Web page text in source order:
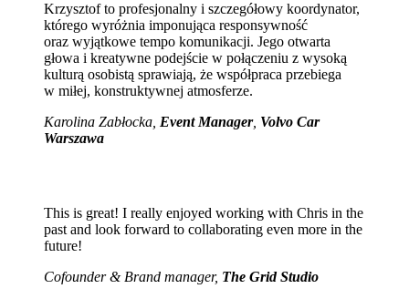
Krzysztof to profesjonalny i szczegółowy koordynator,
którego wyróżnia imponująca responsywność
oraz wyjątkowe tempo komunikacji. Jego otwarta
głowa i kreatywne podejście w połączeniu z wysoką
kulturą osobistą sprawiają, że współpraca przebiega
w miłej, konstruktywnej atmosferze.
Karolina Zabłocka, Event Manager, Volvo Car
Warszawa
This is great! I really enjoyed working with Chris in the
past and look forward to collaborating even more in the
future!
Cofounder & Brand manager, The Grid Studio